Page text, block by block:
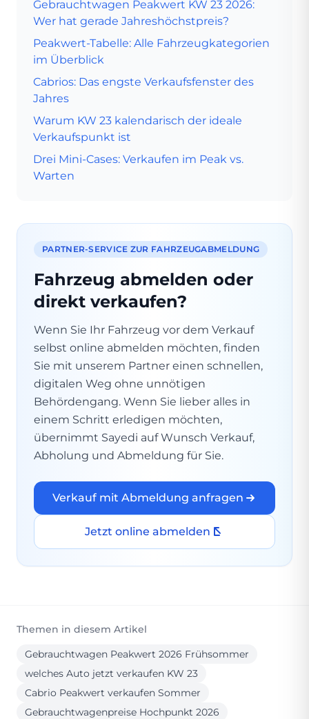
Gebrauchtwagen Peakwert KW 23 2026:
Wer hat gerade Jahreshöchstpreis?
Peakwert-Tabelle: Alle Fahrzeugkategorien
im Überblick
Cabrios: Das engste Verkaufsfenster des
Jahres
Warum KW 23 kalendarisch der ideale
Verkaufspunkt ist
Drei Mini-Cases: Verkaufen im Peak vs.
Warten
PARTNER-SERVICE ZUR FAHRZEUGABMELDUNG
Fahrzeug abmelden oder
direkt verkaufen?
Wenn Sie Ihr Fahrzeug vor dem Verkauf
selbst online abmelden möchten, finden
Sie mit unserem Partner einen schnellen,
digitalen Weg ohne unnötigen
Behördengang. Wenn Sie lieber alles in
einem Schritt erledigen möchten,
übernimmt Sayedi auf Wunsch Verkauf,
Abholung und Abmeldung für Sie.
Verkauf mit Abmeldung anfragen
Jetzt online abmelden
Themen in diesem Artikel
Gebrauchtwagen Peakwert 2026 Frühsommer
welches Auto jetzt verkaufen KW 23
Cabrio Peakwert verkaufen Sommer
Gebrauchtwagenpreise Hochpunkt 2026